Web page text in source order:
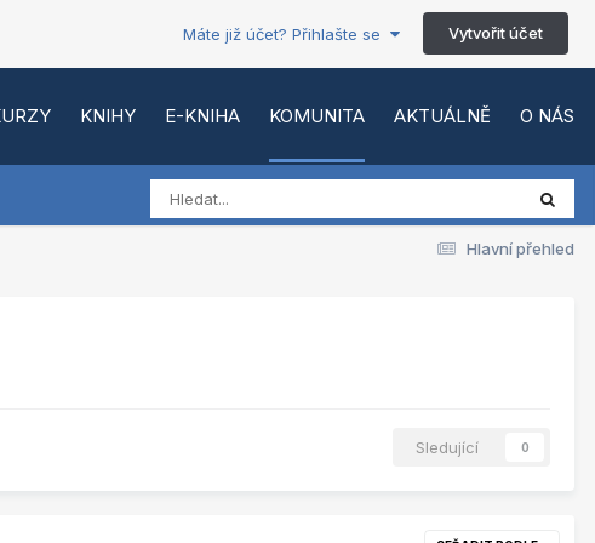
Máte již účet? Přihlašte se Vytvořit účet
KNIHY E-KNIHA KOMUNITA AKTUÁLNĚ O NÁS
Hlavní přehled
Sledující 0